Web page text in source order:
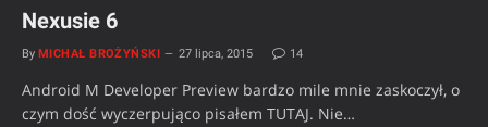
Nexusie 6
By MICHAŁ BROŻYŃSKI 27 lipca, 2015 14
Android M Developer Preview bardzo mile mnie zaskoczył, o
czym dość wyczerpująco pisałem TUTAJ. Nie…